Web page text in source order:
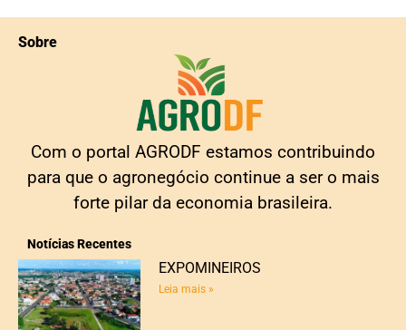
Sobre
Com o portal AGRODF estamos contribuindo
para que o agronegócio continue a ser o mais
forte pilar da economia brasileira.
Notícias Recentes
EXPOMINEIROS
Leia mais »